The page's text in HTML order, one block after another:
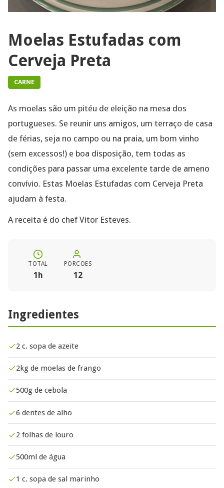
Moelas Estufadas com
Cerveja Preta
CARNE
As moelas são um pitéu de eleição na mesa dos
portugueses. Se reunir uns amigos, um terraço de casa
de férias, seja no campo ou na praia, um bom vinho
(sem excessos!) e boa disposição, tem todas as
condições para passar uma excelente tarde de ameno
convívio. Estas Moelas Estufadas com Cerveja Preta
ajudam à festa.
A receita é do chef Vitor Esteves.
TOTAL
1h
PORCOES
12
Ingredientes
2 c. sopa de azeite
2kg de moelas de frango
500g de cebola
6 dentes de alho
2 folhas de louro
500ml de água
1 c. sopa de sal marinho